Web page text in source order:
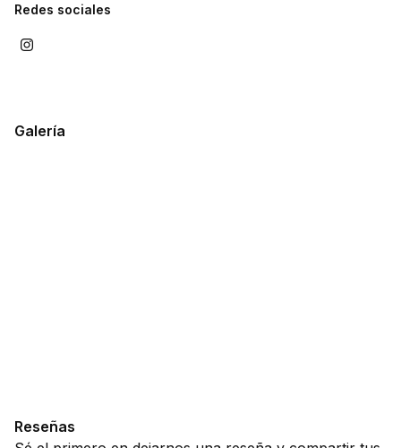
Redes sociales
Galería
Reseñas